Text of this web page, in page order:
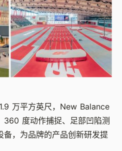
万平方英尺，New Balance
360 度动作捕捉、足部凹陷测
备，为品牌的产品创新研发提